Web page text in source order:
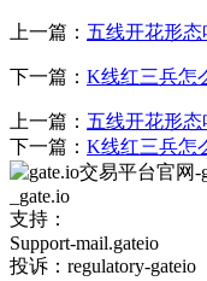
上一篇： 五线开花形
下一篇： K线红三兵怎
上一篇： 五线开花形
下一篇： K线红三兵怎
支持：
Support-mail.gateio
投诉：regulatory-gateio